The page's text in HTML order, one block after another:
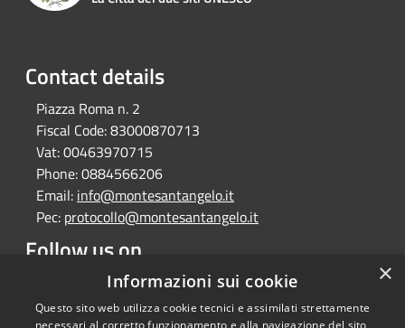
Contact details
Piazza Roma n. 2
Fiscal Code:83000870713
Vat:00463970715
Phone:0884566206
Email: info@montesantangelo.it
Pec: protocollo@montesantangelo.it
Follow us on
FacebookYoutubeInstagramTelegramWhatsapp ×
Informazioni sui cookie
Questo sito web utilizza cookie tecnici e assimilati strettamente
necessari al corretto funzionamento e alla navigazione del sito,